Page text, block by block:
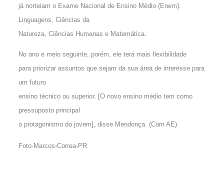
já norteiam o Exame Nacional de Ensino Médio (Enem):
Linguagens, Ciências da
Natureza, Ciências Humanas e Matemática.
No ano e meio seguinte, porém, ele terá mais flexibilidade
para priorizar assuntos que sejam da sua área de interesse para
um futuro
ensino técnico ou superior. [O novo ensino médio tem como
pressuposto principal
o protagonismo do jovem], disse Mendonça. (Com AE)
Foto-Marcos-Correa-PR